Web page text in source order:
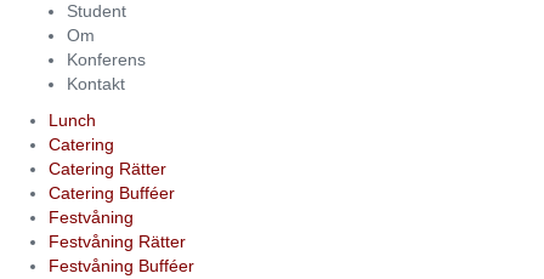
Student
Om
Konferens
Kontakt
Lunch
Catering
Catering Rätter
Catering Bufféer
Festvåning
Festvåning Rätter
Festvåning Bufféer